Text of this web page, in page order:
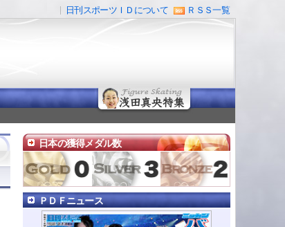
日刊スポーツＩＤについて ＲＳＳ一覧
日本の獲得メダル数
ＰＤＦニュース